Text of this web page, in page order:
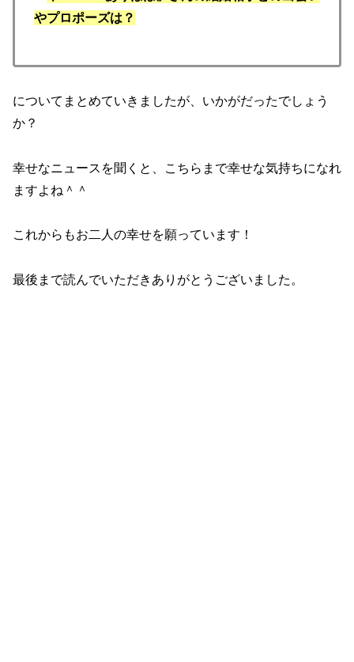
やプロポーズは？
についてまとめていきましたが、いかがだったでしょう
か？
幸せなニュースを聞くと、こちらまで幸せな気持ちになれ
ますよね＾＾
これからもお二人の幸せを願っています！
最後まで読んでいただきありがとうございました。